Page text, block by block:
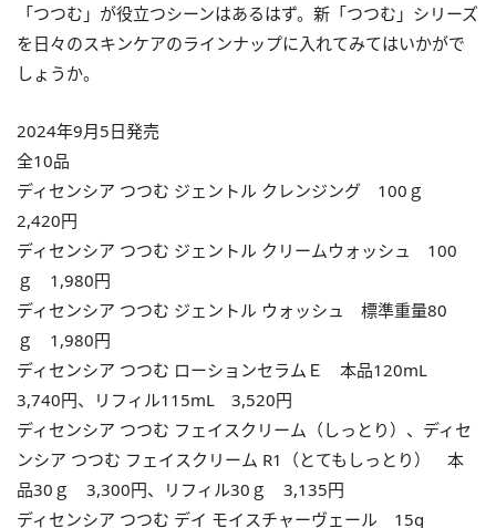
「つつむ」が役立つシーンはあるはず。新「つつむ」シリーズ
を日々のスキンケアのラインナップに入れてみてはいかがで
しょうか。
2024年9月5日発売
全10品
ディセンシア つつむ ジェントル クレンジング 100ｇ
2,420円
ディセンシア つつむ ジェントル クリームウォッシュ 100
ｇ 1,980円
ディセンシア つつむ ジェントル ウォッシュ 標準重量80
ｇ 1,980円
ディセンシア つつむ ローションセラムＥ 本品120mL
3,740円、リフィル115mL 3,520円
ディセンシア つつむ フェイスクリーム（しっとり）、ディセ
ンシア つつむ フェイスクリーム R1（とてもしっとり） 本
品30ｇ 3,300円、リフィル30ｇ 3,135円
ディセンシア つつむ デイ モイスチャーヴェール 15g